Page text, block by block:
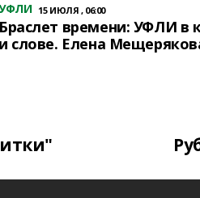
15 ИЮЛЯ , 06:00
Браслет времени: УФЛИ в
и слове. Елена